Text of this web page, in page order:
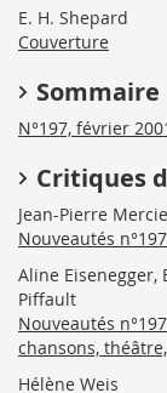
E. H. Shepard
Couverture
Sommaire
N°197, février
Critiques
Jean-Pierre
Nouveautés
Aline Eisenegger,
Piffault
Nouveautés
chansons,
Hélène Weis